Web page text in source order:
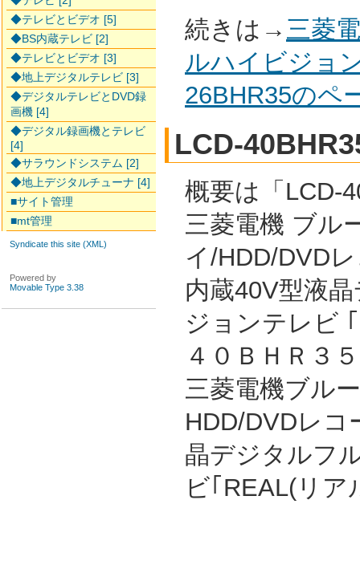
続きは→ 三菱
ルハイビジョ
26BHR35のペ
LCD-
概要は「LCD-
三菱電機 ブル
イ/HDD/DVD
内蔵40V型液
ジョンテレビ
４０ＢＨＲ３
三菱電機ブル
HDD/DVDレコ
晶デジタルフ
ビ｢REAL(リア
◆テレビとビデオ [5]
◆BS内蔵テレビ [2]
◆テレビとビデオ [3]
◆地上デジタルテレビ [3]
◆デジタルテレビとDVD録
画機 [4]
◆デジタル録画機とテレビ
[4]
◆サラウンドシステム [2]
◆地上デジタルチューナ [4]
■サイト管理
■mt管理
Syndicate this site (XML)
Powered by
Movable Type 3.38